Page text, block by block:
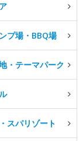
プ場・BBQ場
・テーマパーク
スパリゾート